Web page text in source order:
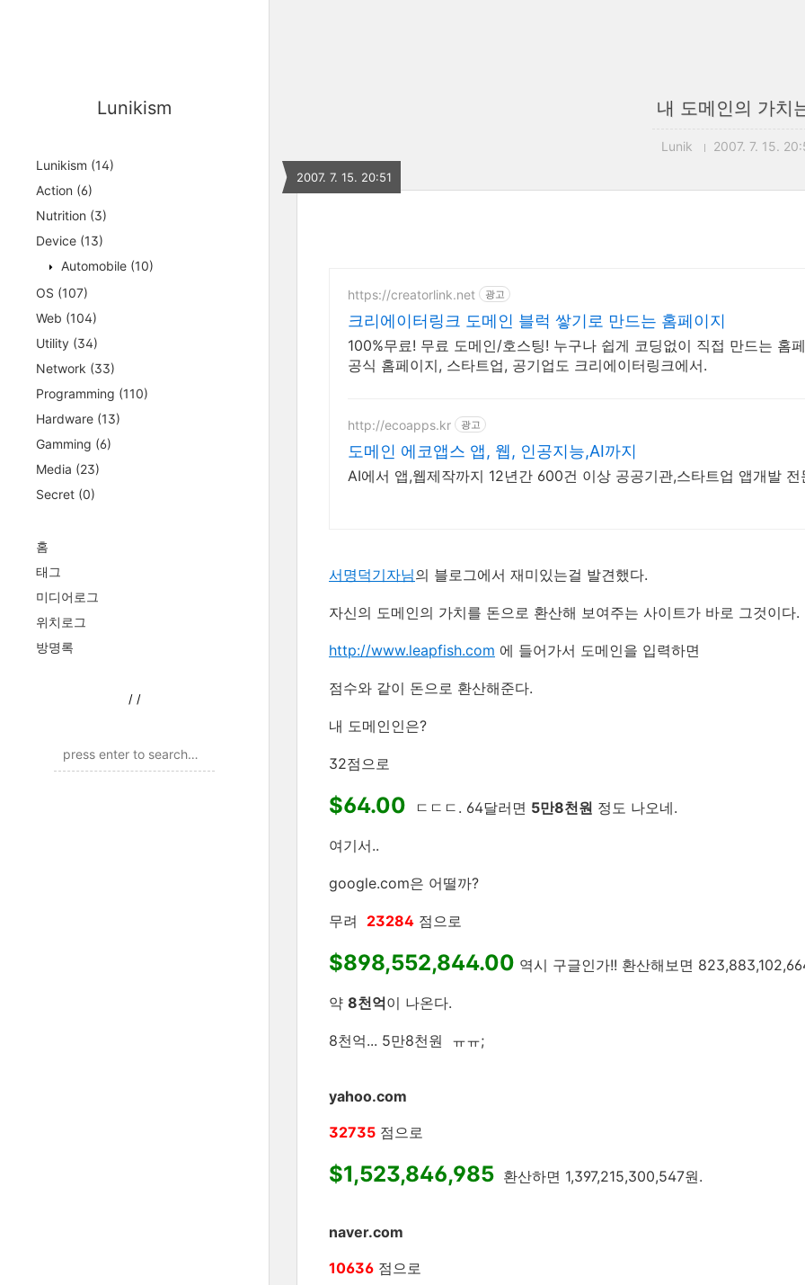
Lunikism
Lunikism (14)
Action (6)
Nutrition (3)
Device (13)
Automobile (10)
OS (107)
Web (104)
Utility (34)
Network (33)
Programming (110)
Hardware (13)
Gamming (6)
Media (23)
Secret (0)
홈
태그
미디어로그
위치로그
방명록
/ /
내 도메인의 가치
Lunik 2007. 7. 15.
2007. 7. 15. 20:51
https://creatorlink.net 광고
크리에이터링크 도메인 블럭 쌓기로 만드는 홈페이지
100%무료! 무료 도메인/호스팅! 누구나 쉽게 코딩없이 직접 만드는 홈
공식 홈페이지, 스타트업, 공기업도 크리에이터링크에서.
http://ecoapps.kr 광고
도메인 에코앱스 앱, 웹, 인공지능,AI까지
AI에서 앱,웹제작까지 12년간 600건 이상 공공기관,스타트업 앱개발 전
서명덕기자님의 블로그에서 재미있는걸 발견했다.
자신의 도메인의 가치를 돈으로 환산해 보여주는 사이트가 바로 그것이다.
http://www.leapfish.com 에 들어가서 도메인을 입력하면
점수와 같이 돈으로 환산해준다.
내 도메인인은?
32점으로
$64.00 ㄷㄷㄷ. 64달러면 5만8천원 정도 나오네.
여기서..
google.com은 어떨까?
무려 23284 점으로
$898,552,844.00 역시 구글인가!! 환산해보면
약 8천억이 나온다.
8천억... 5만8천원 ㅠㅠ;
yahoo.com
32735 점으로
$1,523,846,985 환산하면 1,397,215,300,547원.
naver.com
10636 점으로